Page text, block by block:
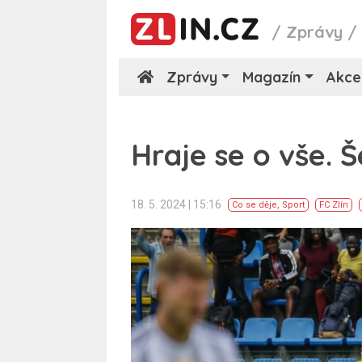
/ Zprávy /
Zprávy Magazín Akce
Hraje se o vše.
18. 5. 2024 | 15:16 Co se děje, Sport FC Zlín